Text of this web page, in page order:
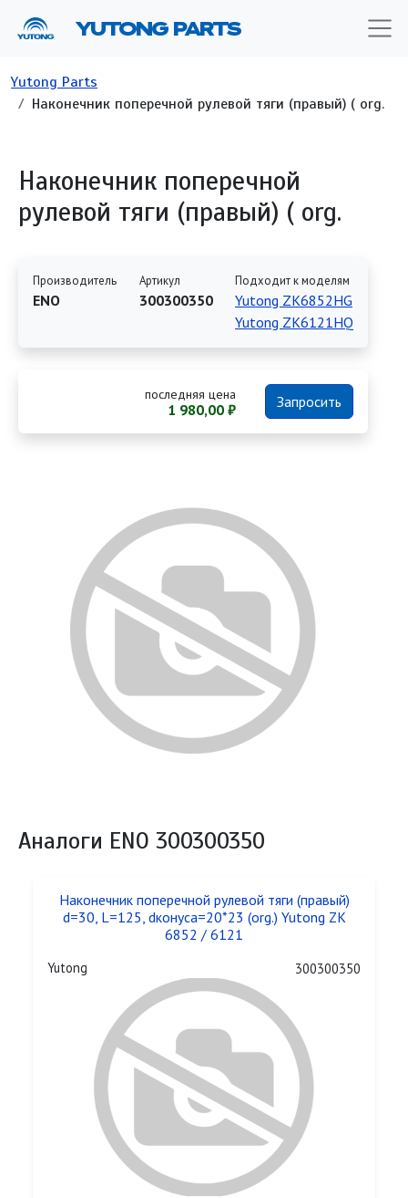
YUTONG PARTS
Строка навигации
Yutong Parts
Наконечник поперечной рулевой тяги (правый) ( org.
Наконечник поперечной
рулевой тяги (правый) ( org.
Производитель
ENO
Артикул
300300350
Подходит к моделям
Yutong ZK6852HG
Yutong ZK6121HQ
последняя цена
1 980,00 ₽ Запросить
Аналоги ENO 300300350
Наконечник поперечной рулевой тяги (правый)
d=30, L=125, dконуса=20*23 (org.) Yutong ZK
6852 / 6121
Yutong 300300350